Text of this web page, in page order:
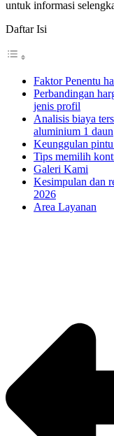
untuk informasi
Daftar Isi
Faktor Penentu
Perbandingan
jenis profil
Analisis biaya
aluminium 1 daun
Keunggulan
Tips memilih
Galeri Kami
Kesimpulan dan
2026
Area Layanan